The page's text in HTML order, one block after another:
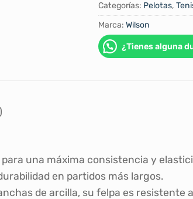
Categorías: Pelotas,
Marca: Wilson
¿Tienes alguna
una máxima consistencia y
en partidos más largos.
de arcilla, su felpa es